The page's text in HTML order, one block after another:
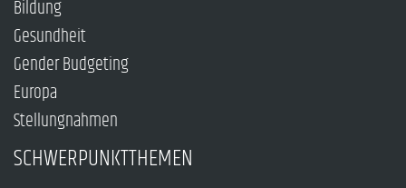
Bildung
Gesundheit
Gender Budgeting
Europa
Stellungnahmen
SCHWERPUNKTTHEMEN